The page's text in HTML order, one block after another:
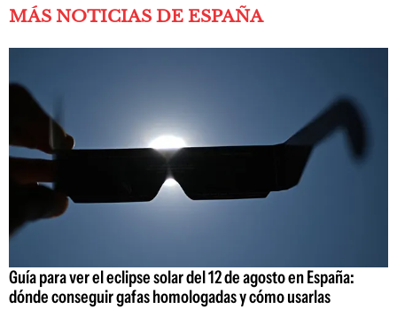
MÁS NOTICIAS DE ESPAÑA
Guía para ver el eclipse solar del 12 de agosto en España:
dónde conseguir gafas homologadas y cómo usarlas